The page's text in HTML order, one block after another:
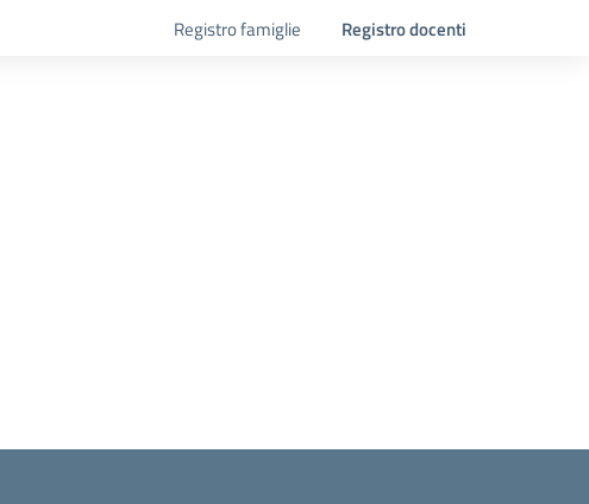
Registro famiglie Registro docenti